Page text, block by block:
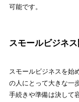
可能です。
スモールビジネ
スモールビジネスを始
の人にとって大きな一
手続きや準備は決して